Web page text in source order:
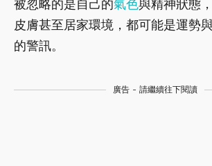
被忽略的是自己的氣色與精神狀態
皮膚甚至居家環境，都可能是運勢
的警訊。
廣告 - 請繼續往下閱讀